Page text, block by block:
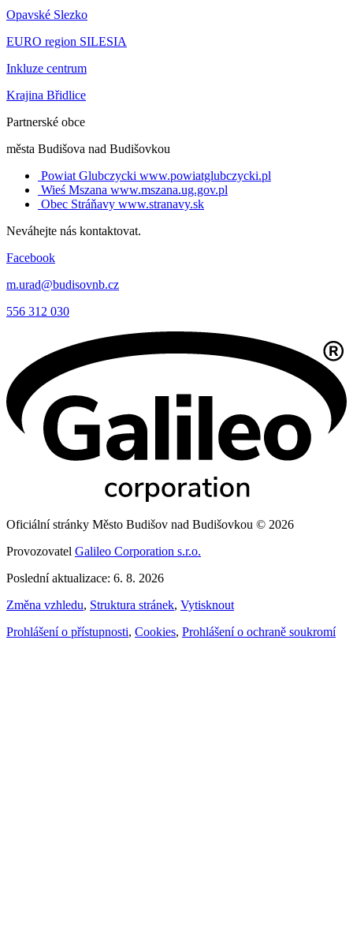
Opavské Slezko
EURO region SILESIA
Inkluze centrum
Krajina Břidlice
Partnerské obce
města Budišova nad Budišovkou
Powiat Glubczycki www.powiatglubczycki.pl
Wieś Mszana www.mszana.ug.gov.pl
Obec Stráňavy www.stranavy.sk
Neváhejte nás kontaktovat.
Facebook
m.urad@budisovnb.cz
556 312 030
Oficiální stránky Město Budišov nad Budišovkou © 2026
Provozovatel Galileo Corporation s.r.o.
Poslední aktualizace: 6. 8. 2026
Změna vzhledu, Struktura stránek, Vytisknout
Prohlášení o přístupnosti, Cookies, Prohlášení o ochraně soukromí